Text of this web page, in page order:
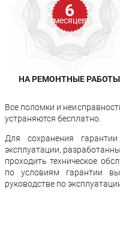
6
месяцев
НА РЕМОНТНЫЕ РАБОТЫ
Все поломки и
устраняются бесплатно.
Для сохранения
эксплуатации,
проходить техническое
по условиям гарантии
руководстве по